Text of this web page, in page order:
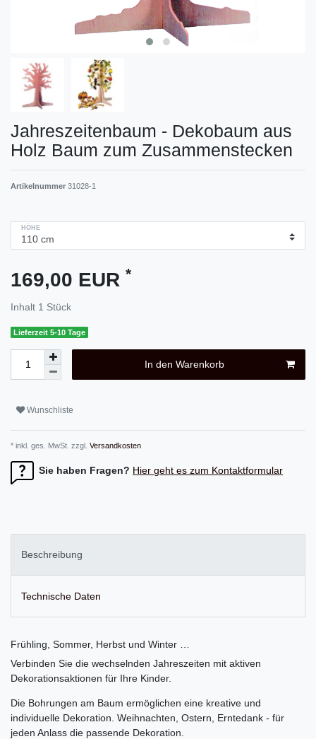
Jahreszeitenbaum - Dekobaum aus
Holz Baum zum Zusammenstecken
Artikelnummer 31028-1
HÖHE
169,00 EUR *
Inhalt 1 Stück
Lieferzeit 5-10 Tage
In den Warenkorb
Wunschliste
* inkl. ges. MwSt. zzgl. Versandkosten
Sie haben Fragen? Hier geht es zum Kontaktformular
Beschreibung
Technische Daten
Frühling, Sommer, Herbst und Winter …
Verbinden Sie die wechselnden Jahreszeiten mit aktiven
Dekorationsaktionen für Ihre Kinder.
Die Bohrungen am Baum ermöglichen eine kreative und
individuelle Dekoration. Weihnachten, Ostern, Erntedank - für
jeden Anlass die passende Dekoration.